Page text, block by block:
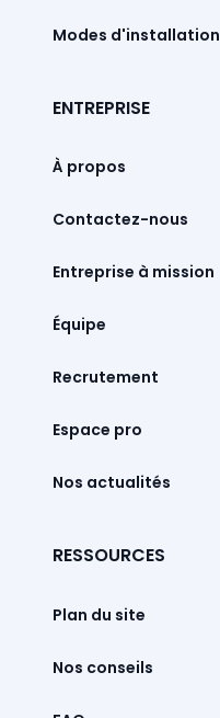
Modes d'installation
ENTREPRISE
À propos
Contactez-nous
Entreprise à mission
Équipe
Recrutement
Espace pro
Nos actualités
RESSOURCES
Plan du site
Nos conseils